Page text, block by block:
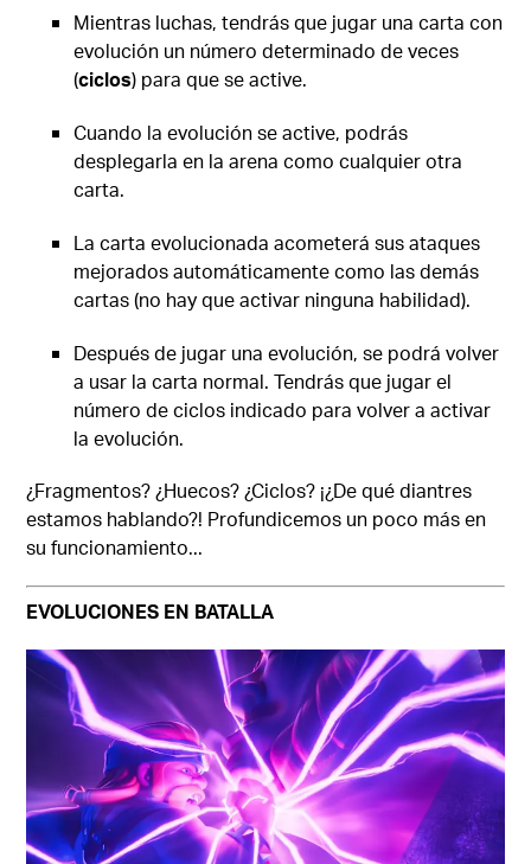
Mientras luchas, tendrás que jugar una carta con
evolución un número determinado de veces
(ciclos) para que se active.
Cuando la evolución se active, podrás
desplegarla en la arena como cualquier otra
carta.
La carta evolucionada acometerá sus ataques
mejorados automáticamente como las demás
cartas (no hay que activar ninguna habilidad).
Después de jugar una evolución, se podrá volver
a usar la carta normal. Tendrás que jugar el
número de ciclos indicado para volver a activar
la evolución.
¿Fragmentos? ¿Huecos? ¿Ciclos? ¡¿De qué diantres
estamos hablando?! Profundicemos un poco más en
su funcionamiento...
EVOLUCIONES EN BATALLA